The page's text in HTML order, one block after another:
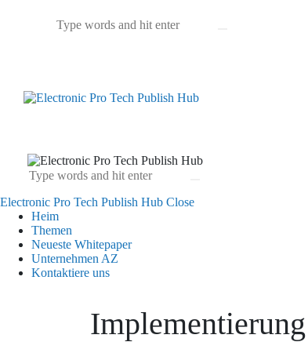
Electronic Pro Tech Publish Hub Close
Heim
Themen
Neueste Whitepaper
Unternehmen AZ
Kontaktiere uns